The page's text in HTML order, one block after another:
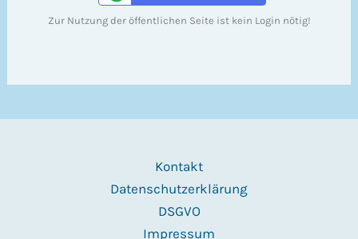
Zur Nutzung der öffentlichen Seite ist kein Login nötig!
Kontakt
Datenschutzerklärung
DSGVO
Impressum